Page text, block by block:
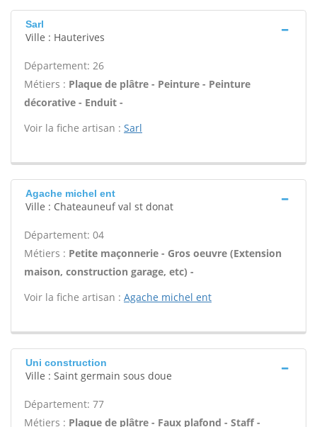
Sarl
Ville : Hauterives
Département: 26
Métiers : Plaque de plâtre - Peinture - Peinture
décorative - Enduit -
Voir la fiche artisan : Sarl
Agache michel ent
Ville : Chateauneuf val st donat
Département: 04
Métiers : Petite maçonnerie - Gros oeuvre (Extension
maison, construction garage, etc) -
Voir la fiche artisan : Agache michel ent
Uni construction
Ville : Saint germain sous doue
Département: 77
Métiers : Plaque de plâtre - Faux plafond - Staff -